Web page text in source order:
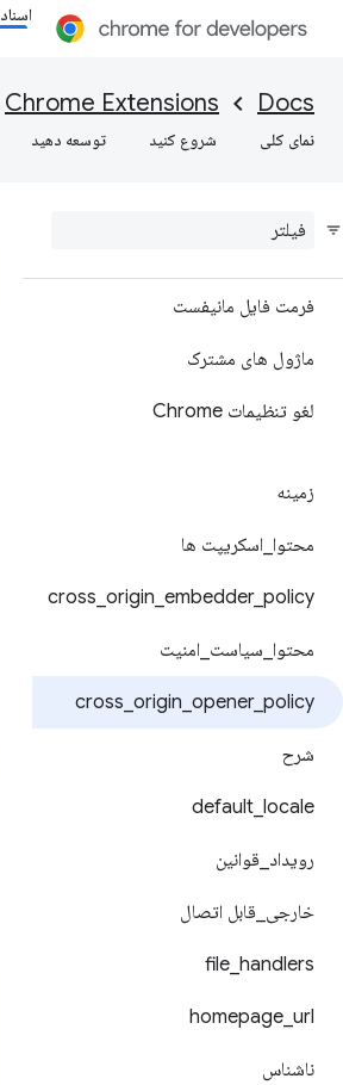
اسناد
Docs
Chrome Extensions
نمای کلی شروع کنید توسعه دهید
فرمت فایل مانیفست
ماژول های مشترک
لغو تنظیمات Chrome
زمینه
محتوا اسکریپت ها
cross origin embedder_ policy
محتوا سیاست امنیت
cross origin opener_ policy
شرح
default locale
رویداد قوانین
خارجی قابل اتصال
file handlers
homepage url
ناشناس